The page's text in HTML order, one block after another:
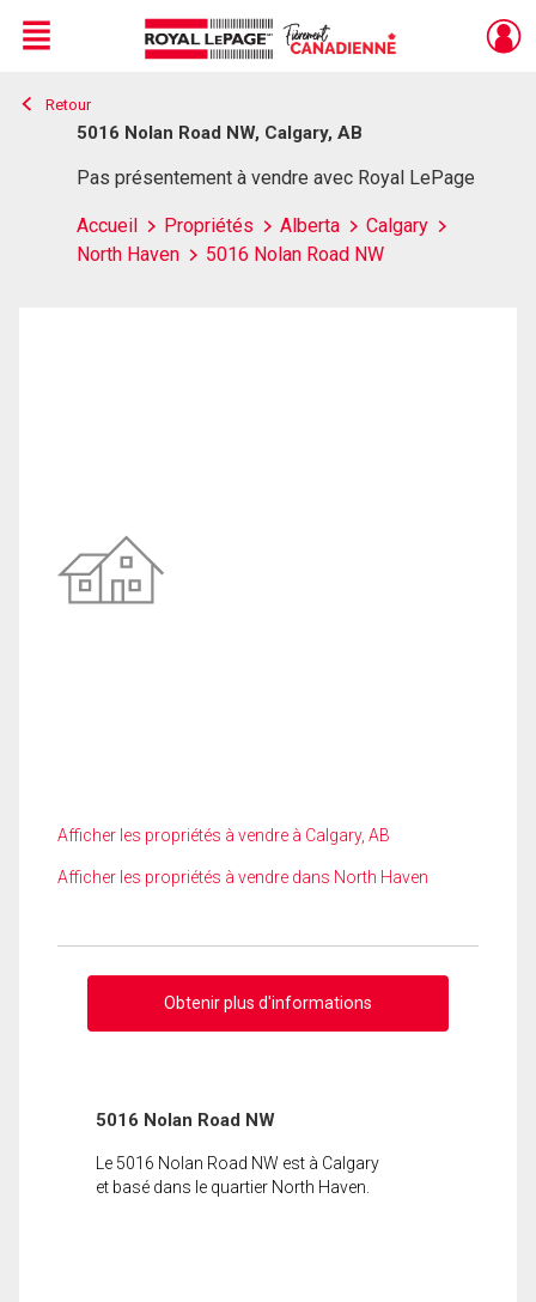
Live
En Direct
Menu
Retour
5016 Nolan Road NW, Calgary, AB
Pas présentement à vendre avec Royal LePage
Accueil Propriétés Alberta
Calgary
North Haven
5016 Nolan Road NW
Afficher les propriétés à vendre à Calgary, AB
Afficher les propriétés à vendre dans North Haven
Obtenir plus d'informations
5016 Nolan Road NW
Le 5016 Nolan Road NW est à Calgary
et basé dans le quartier North Haven.